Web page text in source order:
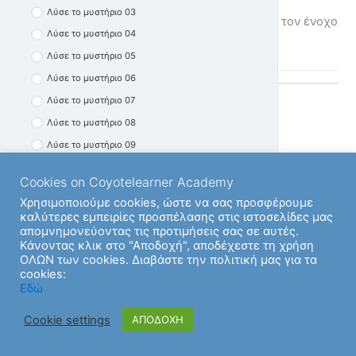
Προβλήματα 09
Λύσε το μυστήριο 03
Λύσε το μυστήριο 04
Λύσε το μυστήριο 05
Λύσε το μυστήριο 06
Λύσε το μυστήριο 07
Λύσε το μυστήριο 08
Λύσε το μυστήριο 09
Λύσε το μυστήριο 11
Λύσε το μυστήριο 12
Λύσε το μυστήριο 13
Λύσε το μυστήριο 14
Λύσε το μυστήριο 15
Λύσε το μυστήριο 17
Επιλέξτε τον ένοχο με το ποντίκι σας Επιλέξτε τον ένοχο
με το ποντίκι σας.
Previous Υποενότητα
Cookies on Coyotelearner Academy
Χρησιμοποιούμε cookies, ώστε να σας προσφέρουμε
καλύτερες εμπειρίες προσπέλασης στις ιστοσελίδες μας
απομνημονεύοντας τις προτιμήσεις σας σε αυτές.
Κάνοντας κλικ στο "Αποδοχή", αποδέχεστε τη χρήση
ΟΛΩΝ των cookies. Διαβάστε την πολιτική μας για τα
cookies:
Εδώ
Cookie settings ΑΠΟΔΟΧΗ